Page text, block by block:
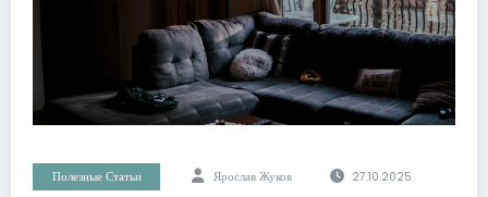
Полезные Статьи Ярослав Жуков 27.10.2025